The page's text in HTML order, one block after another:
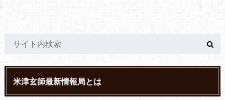
米津玄師最新情報局とは